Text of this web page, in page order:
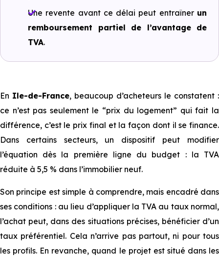
Une revente avant ce délai peut entraîner un
remboursement partiel de l’avantage de
TVA.
En Ile-de-France, beaucoup d’acheteurs le constatent :
ce n’est pas seulement le “prix du logement” qui fait la
différence, c’est le prix final et la façon dont il se finance.
Dans certains secteurs, un dispositif peut modifier
l’équation dès la première ligne du budget : la TVA
réduite à 5,5 % dans l’immobilier neuf.
Son principe est simple à comprendre, mais encadré dans
ses conditions : au lieu d’appliquer la TVA au taux normal,
l’achat peut, dans des situations précises, bénéficier d’un
taux préférentiel. Cela n’arrive pas partout, ni pour tous
les profils. En revanche, quand le projet est situé dans les